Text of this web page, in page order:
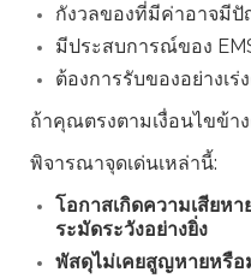
กังวลของที่มีค่าอาจมีปั
มีประสบการณ์ของ
ต้องการรับของอย่างเร่
ถ้าคุณตรงตามเงื่อนไขข้า
พิจารณาจุดเด่นเหล่านี้:
โอกาสเกิดความเสียห
ระมัดระวังอย่างยิ่ง
พัสดุไม่เคยสูญหายหรื